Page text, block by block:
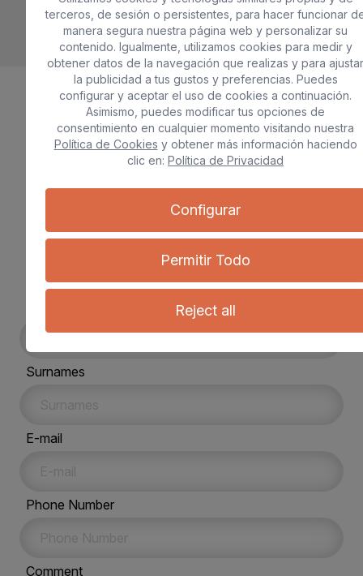
Descubrir galería
Contacto
¿Necesitas más información?
Surnames
E-mail
Phone Number
Comment
terceros, de sesión o persistentes, para hacer funcionar
manera segura nuestra página web y personalizar su
contenido. Igualmente, utilizamos cookies para medir y
obtener datos de la navegación que realizas y para ajustar
la publicidad a tus gustos y preferencias. Puedes
configurar y aceptar el uso de cookies a continuación.
Asimismo, puedes modificar tus opciones de
consentimiento en cualquier momento visitando nuestra
Política de Cookies y obtener más información haciendo
clic en: Política de Privacidad
Configurar
Permitir Todo
Reject all